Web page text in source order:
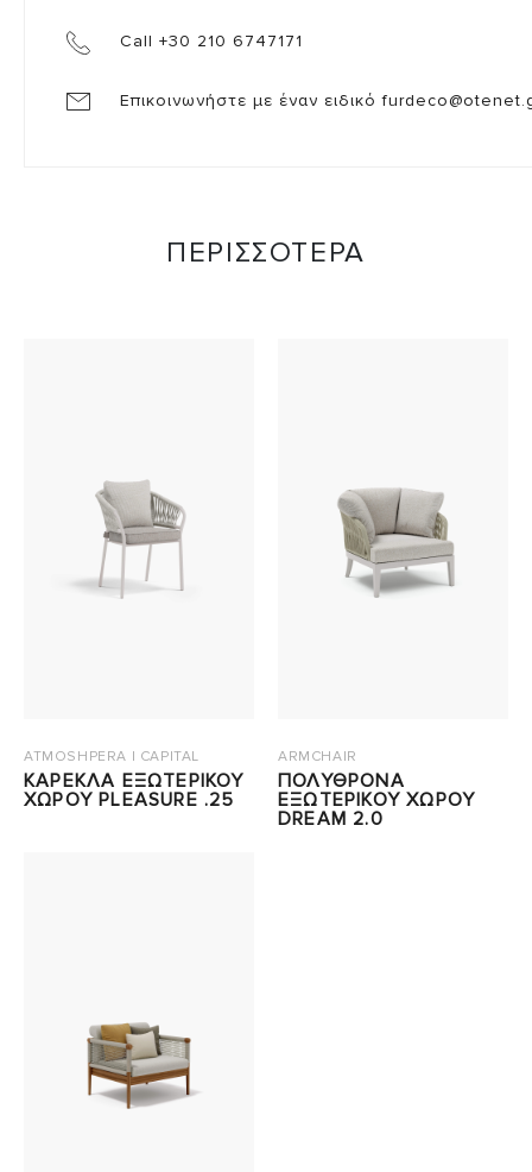
Call +30 210 6747171
Επικοινωνήστε με έναν ειδικό
ΠΕΡΙΣΣΟΤΕΡΑ
ATMOSHPERA | CAPITAL
ΚΑΡΕΚΛΑ ΕΞΩΤΕΡΙΚΟΥ
ΧΩΡΟΥ PLEASURE .25
ARMCHAIR
ΠΟΛΥΘΡΟΝΑ
ΕΞΩΤΕΡΙΚΟΥ ΧΩΡΟΥ
DREAM 2.0